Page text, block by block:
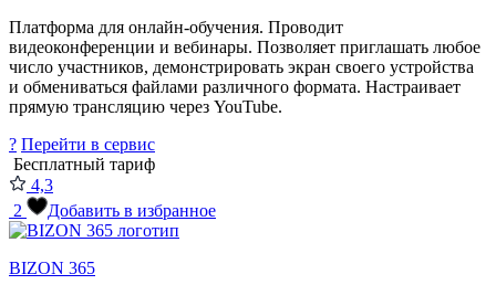
Платформа для онлайн-обучения. Проводит
видеоконференции и вебинары. Позволяет приглашать любое
число участников, демонстрировать экран своего устройства
и обмениваться файлами различного формата. Настраивает
прямую трансляцию через YouTube.
? Перейти в сервис
Бесплатный тариф
4,3
2
Добавить в избранное
BIZON 365